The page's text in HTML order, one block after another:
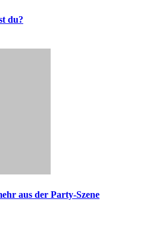
du?
aus der Party-Szene